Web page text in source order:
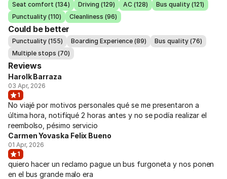
Seat comfort (134) Driving (129) AC (128)
Bus quality (121)
Punctuality (110)
Cleanliness (96)
Could be better
Punctuality (155) Boarding Experience (89)
Bus quality (76)
Multiple stops (70)
Reviews
Harolk Barraza
03 Apr, 2026
1
No viajé por motivos personales qué se me presentaron a
última hora, notifíqué 2 horas antes y no se podía realizar el
reembolso, pésimo servicio
Carmen Yovaska Felix Bueno
01 Apr, 2026
1
quiero hacer un reclamo pague un bus furgoneta y nos ponen
en el bus grande malo era